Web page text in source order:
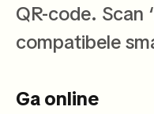
QR-code. Scan
compatibele
Ga online